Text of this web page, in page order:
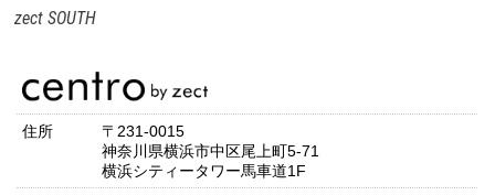
zect SOUTH
住所
〒231-0015
神奈川県横浜市中区尾上町5-71
横浜シティータワー馬車道1F